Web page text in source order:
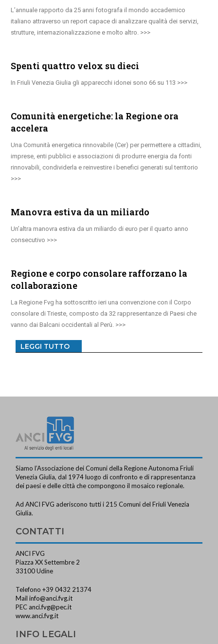
L’annuale rapporto da 25 anni fotografa il mondo accademico
italiano attraverso un report capace di analizzare qualità dei servizi,
strutture, internazionalizzazione e molto altro.
Spenti quattro velox su dieci
In Friuli Venezia Giulia gli apparecchi idonei sono 66 su 113
Comunità energetiche: la Regione ora
accelera
Una Comunità energetica rinnovabile (Cer) per permettere a cittadini,
imprese, enti pubblici e associazioni di produrre energia da fonti
rinnovabili, condividerla e reinvestire i benefici generati sul territorio
Manovra estiva da un miliardo
Un’altra manovra estiva da un miliardo di euro per il quarto anno
consecutivo
Regione e corpo consolare rafforzano la
collaborazione
La Regione Fvg ha sottoscritto ieri una convenzione con il Corpo
consolare di Trieste, composto da 32 rappresentanze di Paesi che
vanno dai Balcani occidentali al Perù.
LEGGI TUTTO
Siamo l’Associazione dei Comuni della Regione Autonoma Friuli
Venezia Giulia, dal 1974 luogo di confronto e di rappresentanza
dei paesi e delle città che compongono il mosaico regionale.
Ad ANCI FVG aderiscono tutti i 215 Comuni del Friuli Venezia
Giulia.
CONTATTI
ANCI FVG
Piazza XX Settembre 2
33100 Udine
Telefono +39 0432 21374
Mailinfo@anci.fvg.it
PEC anci.fvg@pec.it
www.anci.fvg.it
INFO LEGALI